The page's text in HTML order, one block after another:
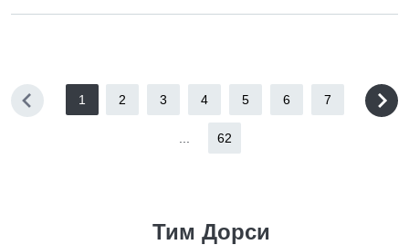
1 2 3 4 5 6 7
62
Тим Дорси